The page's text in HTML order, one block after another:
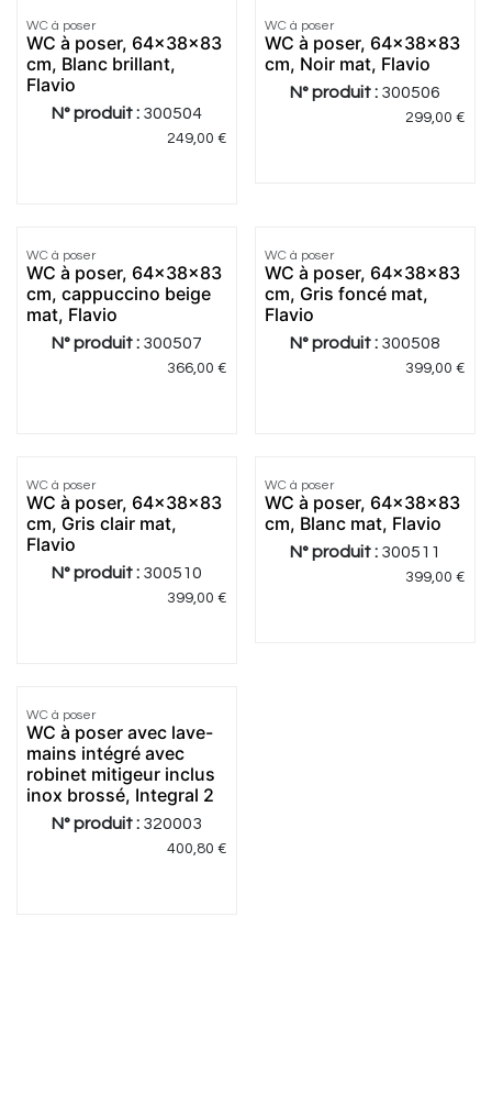
Meilleur
prix
WC à poser
WC à poser, 64x38x83
cm, Blanc brillant,
Flavio
N° produit : 300504
249,00 €
Meilleur
prix
WC à poser
WC à poser, 64x38x83
cm, Noir mat, Flavio
N° produit : 300506
299,00 €
Meilleur
prix
WC à poser
WC à poser, 64x38x83
cm, cappuccino beige
mat, Flavio
N° produit : 300507
366,00 €
Meilleur
prix
WC à poser
WC à poser, 64x38x83
cm, Gris foncé mat,
Flavio
N° produit : 300508
399,00 €
Meilleur
prix
WC à poser
WC à poser, 64x38x83
cm, Gris clair mat,
Flavio
N° produit : 300510
399,00 €
Meilleur
prix
WC à poser
WC à poser, 64x38x83
cm, Blanc mat, Flavio
N° produit : 300511
399,00 €
Meilleur
prix
WC à poser
WC à poser avec lave-
mains intégré avec
robinet mitigeur inclus
inox brossé, Integral 2
N° produit : 320003
400,80 €